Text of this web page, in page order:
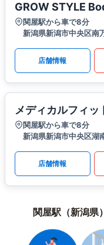
GROW STYLE
関屋駅から車で8分
新潟県新潟市中央区
店舗情報
メディカルフィッ
関屋駅から車で8分
新潟県新潟市中央区湖
店舗情報
関屋駅（新潟県